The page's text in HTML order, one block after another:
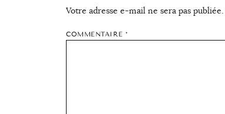
Votre adresse e-mail ne sera pas publiée.
COMMENTAIRE *